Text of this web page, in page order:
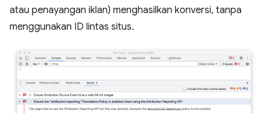
atau penayangan iklan) menghasilkan konversi, tanpa
menggunakan ID lintas situs.